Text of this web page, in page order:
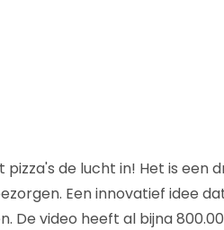
de lucht in! Het is een
Een innovatief idee
De video heeft al bijna